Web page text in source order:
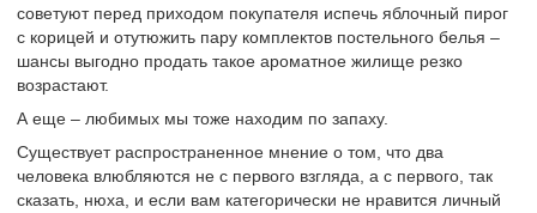
советуют перед приходом покупателя испечь яблочный пирог
с корицей и отутюжить пару комплектов постельного белья –
шансы выгодно продать такое ароматное жилище резко
возрастают.
А еще – любимых мы тоже находим по запаху.
Существует распространенное мнение о том, что два
человека влюбляются не с первого взгляда, а с первого, так
сказать, нюха, и если вам категорически не нравится личный